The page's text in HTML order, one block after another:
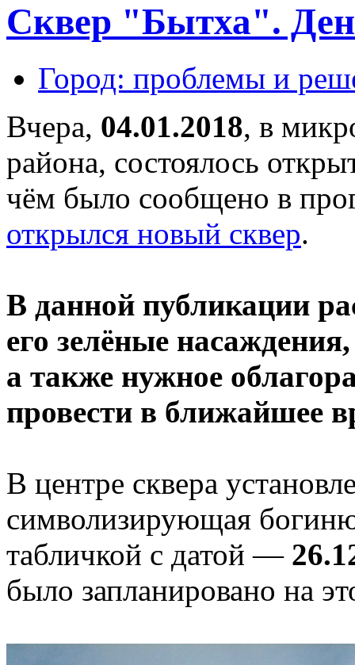
Сквер "Бытха".
Город: проблемы и
Вчера, 04.01.2018, в
района, состоялось
чём было сообщено в
открылся новый сквер.
В данной публикации
его зелёные
а также нужное
провести в ближайшее
В центре сквера
символизирующая
табличкой с датой —
было запланировано на